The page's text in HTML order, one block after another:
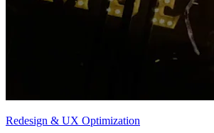
Redesign & UX Optimization